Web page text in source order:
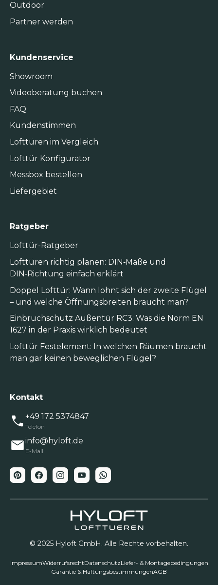
Outdoor
Partner werden
Kundenservice
Showroom
Videoberatung buchen
FAQ
Kundenstimmen
Lofttüren im Vergleich
Lofttür Konfigurator
Messbox bestellen
Liefergebiet
Ratgeber
Lofttür-Ratgeber
Lofttüren richtig planen: DIN‑Maße und
DIN‑Richtung einfach erklärt
Doppel Lofttür: Wann lohnt sich der zweite Flügel
– und welche Öffnungsbreiten braucht man?
Einbruchschutz Außentür RC3: Was die Norm EN
1627 in der Praxis wirklich bedeutet
Lofttür Festelement: In welchen Räumen braucht
man gar keinen beweglichen Flügel?
Kontakt
+49 172 5374847
Telefon
info@hyloft.de
E-Mail
© 2025 Hyloft GmbH. Alle Rechte vorbehalten.
ImpressumWiderrufsrechtDatenschutzLiefer- & Montagebedingungen
Garantie & HaftungsbestimmungenAGB